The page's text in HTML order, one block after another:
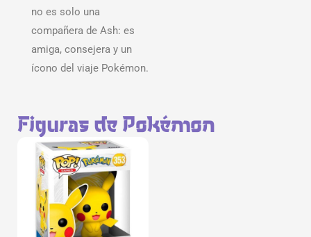
no es solo una
compañera de Ash: es
amiga, consejera y un
ícono del viaje Pokémon.
Figuras de Pokémon